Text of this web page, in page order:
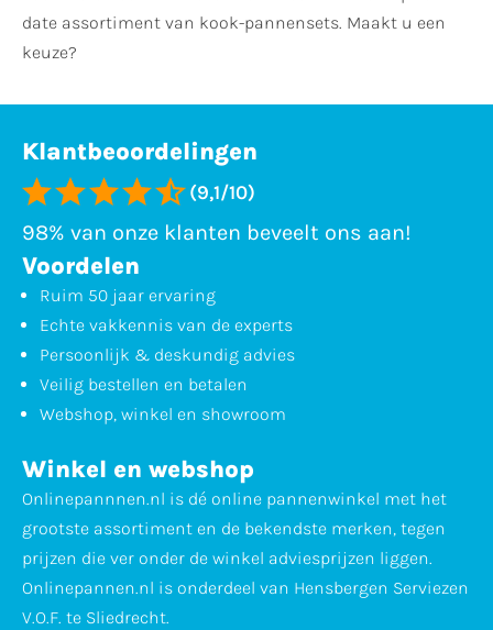
date assortiment van kook-pannensets. Maakt u een
keuze?
Klantbeoordelingen
(9,1/10)
98% van onze klanten beveelt ons aan!
Voordelen
Ruim 50 jaar ervaring
Echte vakkennis van de experts
Persoonlijk & deskundig advies
Veilig bestellen en betalen
Webshop, winkel en showroom
Winkel en webshop
Onlinepannnen.nl is dé online pannenwinkel met het
grootste assortiment en de bekendste merken, tegen
prijzen die ver onder de winkel adviesprijzen liggen.
Onlinepannen.nl is onderdeel van Hensbergen Serviezen
V.O.F. te Sliedrecht.